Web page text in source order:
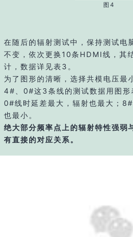
图4
在随后的辐射测试中，保持测试电
不变，依次更换10条HDMI线，其
计，数据详见表3。
为了图形的清晰，选择共模电压最
4#、0#这3条线的测试数据用图形
0#线时延差最大，辐射也最大；
也最小。
绝大部分频率点上的辐射特性强弱
有直接的对应关系。